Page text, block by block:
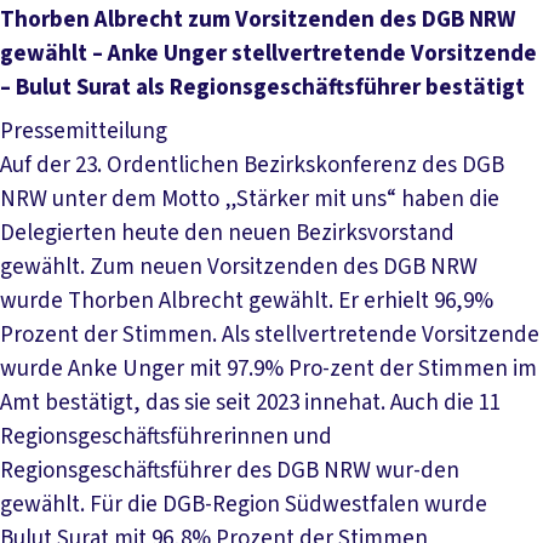
Artikel lesen
Thorben Albrecht zum Vorsitzenden des DGB NRW
gewählt – Anke Unger stellvertretende Vorsitzende
– Bulut Surat als Regionsgeschäftsführer bestätigt
Pressemitteilung
Auf der 23. Ordentlichen Bezirkskonferenz des DGB
NRW unter dem Motto „Stärker mit uns“ haben die
Delegierten heute den neuen Bezirksvorstand
gewählt. Zum neuen Vorsitzenden des DGB NRW
wurde Thorben Albrecht gewählt. Er erhielt 96,9%
Prozent der Stimmen. Als stellvertretende Vorsitzende
wurde Anke Unger mit 97.9% Pro-zent der Stimmen im
Amt bestätigt, das sie seit 2023 innehat. Auch die 11
Regionsgeschäftsführerinnen und
Regionsgeschäftsführer des DGB NRW wur-den
gewählt. Für die DGB-Region Südwestfalen wurde